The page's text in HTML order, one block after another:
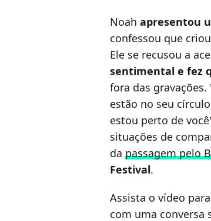
Noah apresentou
confessou que
Ele se recusou a
sentimental e fez
fora das
estão no seu
estou perto de
situações de
da passagem pelo
Festival.
Assista o vídeo
com uma conversa